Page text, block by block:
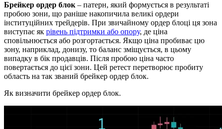
Брейкер ордер блок – патерн, який формується в результаті
пробою зони, що раніше накопичила великі ордери
інституційних трейдерів. При звичайному ордер блоці ця зона
виступає як рівень підтримки або опору, де ціна
сповільнюється або розгортається. Якщо ціна пробиває цю
зону, наприклад, донизу, то баланс зміщується, в цьому
випадку в бік продавців. Після пробою ціна часто
повертається до цієї зони. Цей ретест перетворює пробиту
область на так званий брейкер ордер блок.
Як визначити брейкер ордер блок.